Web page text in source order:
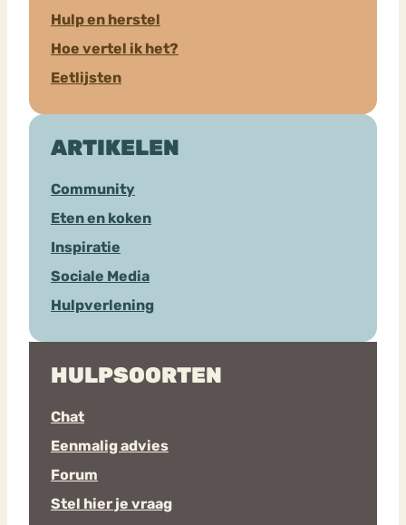
Hulp en herstel
Hoe vertel ik het?
Eetlijsten
ARTIKELEN
Community
Eten en koken
Inspiratie
Sociale Media
Hulpverlening
HULPSOORTEN
Chat
Eenmalig advies
Forum
Stel hier je vraag